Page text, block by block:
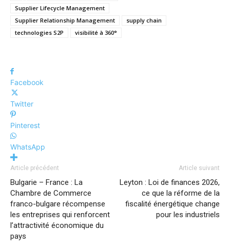
Supplier Lifecycle Management
Supplier Relationship Management
supply chain
technologies S2P
visibilité à 360°
Facebook
Twitter
Pinterest
WhatsApp
Article précédent
Bulgarie – France : La
Chambre de Commerce
franco-bulgare récompense
les entreprises qui renforcent
l’attractivité économique du
pays
Article suivant
Leyton : Loi de finances 2026,
ce que la réforme de la
fiscalité énergétique change
pour les industriels